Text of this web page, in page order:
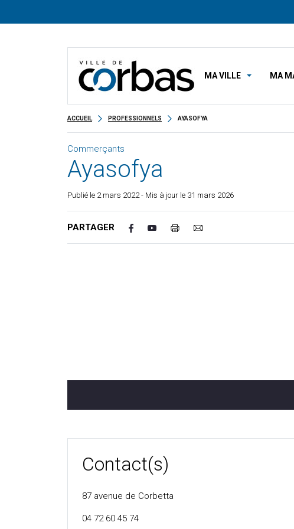
MA VILLE MA
ACCUEIL PROFESSIONNELS AYASOFYA
Commerçants
Ayasofya
Publié le 2 mars 2022- Mis à jour le 31 mars 2026
PARTAGER
Contact(s)
87 avenue de Corbetta
04 72 60 45 74